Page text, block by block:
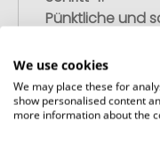
Pünktliche und
Nach Ihrer
liefern wir
vereinbarten
We use cookies
We may place these for
show personalised content
more information about the